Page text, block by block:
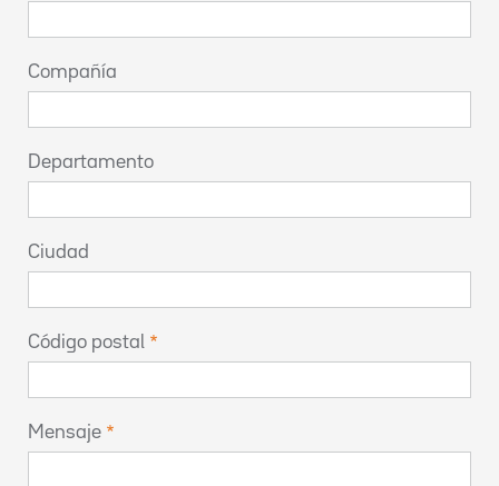
Compañía
Departamento
Ciudad
Código postal
Mensaje